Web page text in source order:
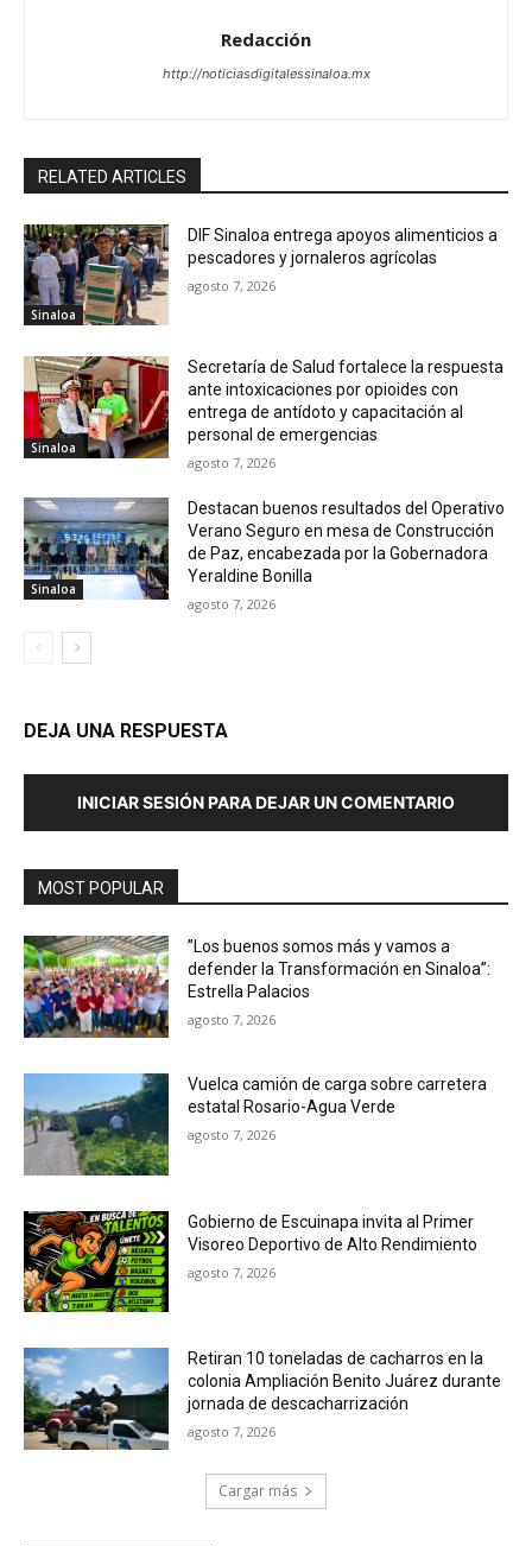
Redacción
http://noticiasdigitalessinaloa.mx
RELATED ARTICLES
Sinaloa
DIF Sinaloa entrega apoyos alimenticios a
pescadores y jornaleros agrícolas
agosto 7, 2026
Sinaloa
Secretaría de Salud fortalece la respuesta
ante intoxicaciones por opioides con
entrega de antídoto y capacitación al
personal de emergencias
agosto 7, 2026
Sinaloa
Destacan buenos resultados del Operativo
Verano Seguro en mesa de Construcción
de Paz, encabezada por la Gobernadora
Yeraldine Bonilla
agosto 7, 2026
DEJA UNA RESPUESTA
INICIAR SESIÓN PARA DEJAR UN COMENTARIO
MOST POPULAR
”Los buenos somos más y vamos a
defender la Transformación en Sinaloa”:
Estrella Palacios
agosto 7, 2026
Vuelca camión de carga sobre carretera
estatal Rosario-Agua Verde
agosto 7, 2026
Gobierno de Escuinapa invita al Primer
Visoreo Deportivo de Alto Rendimiento
agosto 7, 2026
Retiran 10 toneladas de cacharros en la
colonia Ampliación Benito Juárez durante
jornada de descacharrización
agosto 7, 2026
Cargar más